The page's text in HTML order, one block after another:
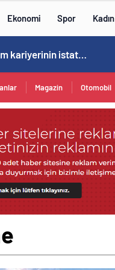
Ekonomi Spor Kadın
Cristiano Ronaldo’nun akıllara zarar tüm kariyerinin istatistiğini çıkardık !
Magazin Otomobil